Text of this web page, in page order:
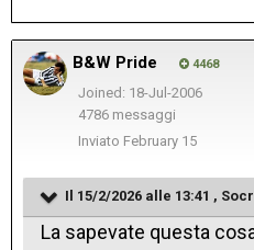
B&W Pride 4468
Joined: 18-Jul-2006
4786 messaggi
Inviato February 15
Il 15/2/2026 alle 13:41 ,
La sapevate questa